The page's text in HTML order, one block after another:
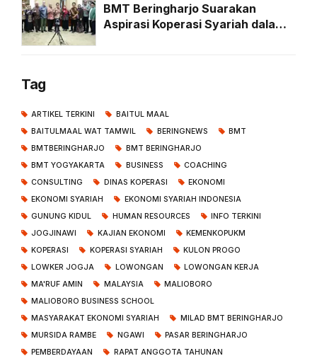
BMT Beringharjo Suarakan
Aspirasi Koperasi Syariah dalam
Tag
ARTIKEL TERKINI
BAITUL MAAL
BAITULMAAL WAT TAMWIL
BERINGNEWS
BMT
BMTBERINGHARJO
BMT BERINGHARJO
BMT YOGYAKARTA
BUSINESS
COACHING
CONSULTING
DINAS KOPERASI
EKONOMI
EKONOMI SYARIAH
EKONOMI SYARIAH INDONESIA
GUNUNG KIDUL
HUMAN RESOURCES
INFO TERKINI
JOGJINAWI
KAJIAN EKONOMI
KEMENKOPUKM
KOPERASI
KOPERASI SYARIAH
KULON PROGO
LOWKER JOGJA
LOWONGAN
LOWONGAN KERJA
MA'RUF AMIN
MALAYSIA
MALIOBORO
MALIOBORO BUSINESS SCHOOL
MASYARAKAT EKONOMI SYARIAH
MILAD BMT BERINGHARJO
MURSIDA RAMBE
NGAWI
PASAR BERINGHARJO
PEMBERDAYAAN
RAPAT ANGGOTA TAHUNAN